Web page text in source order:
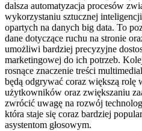
dalsza automatyzacja procesów
wykorzystaniu sztucznej
opartych na danych big data. To
dane dotyczące ruchu na stronie
umożliwi bardziej precyzyjne
marketingowej do ich potrzeb.
rosnące znaczenie treści
będą odgrywać coraz większą rolę
użytkowników oraz zwiększaniu
zwrócić uwagę na rozwój
która staje się coraz bardziej
asystentom głosowym.